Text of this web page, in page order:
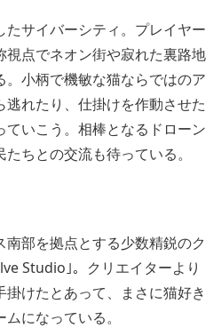
サイバーシティ。プレイヤー
視点でネオン街や寂れた裏路地
。小柄で機敏な猫ならではのア
逃れたり、仕掛けを作動させた
ていこう。相棒となるドローン
ちとの交流も待っている。
部を拠点とする少数精鋭のク
Studio｣。クリエイターより
掛けたとあって、まさに猫好き
になっている。